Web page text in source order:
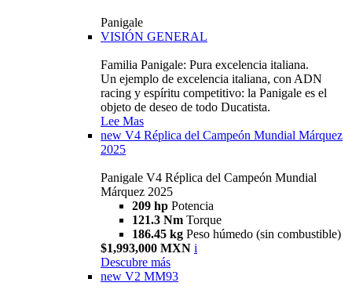
Panigale
VISIÓN GENERAL
Familia Panigale: Pura excelencia italiana.
Un ejemplo de excelencia italiana, con ADN
racing y espíritu competitivo: la Panigale es el
objeto de deseo de todo Ducatista.
Lee Mas
new V4 Réplica del Campeón Mundial Márquez
2025
Panigale V4 Réplica del Campeón Mundial
Márquez 2025
209 hp Potencia
121.3 Nm Torque
186.45 kg Peso húmedo (sin combustible)
$1,993,000 MXN i
Descubre más
new V2 MM93